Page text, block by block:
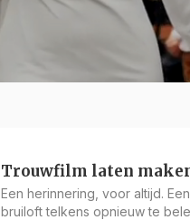
Trouwfilm laten
Een herinnering, voor altijd.
bruiloft telkens opnieuw te